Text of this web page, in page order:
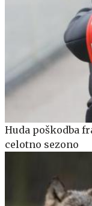
Huda poškodba
celotno sezono